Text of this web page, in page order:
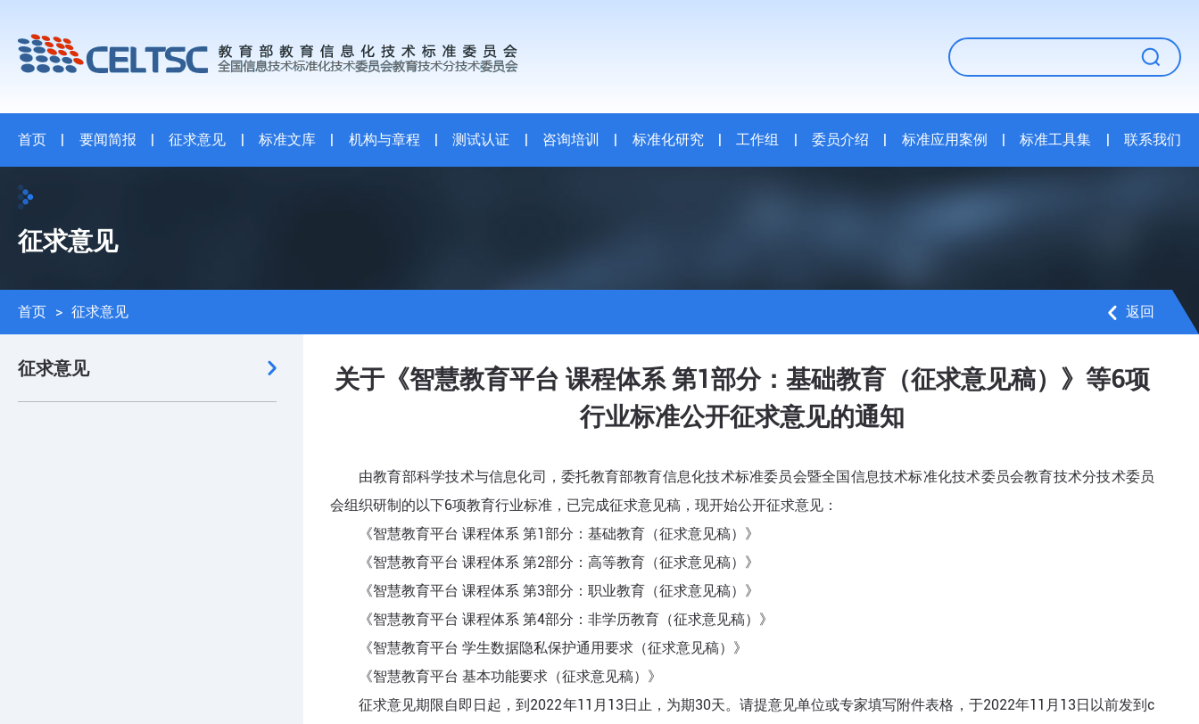
首页 | 要闻简报 | 征求意见 | 标准文库 | 机构与章程 | 测试认证 | 咨询培训 | 标准化研究 | 工作组 | 委员介绍 | 标准应用案例 | 标准工具集 | 联系我们
征求意见
首页 > 征求意见 返回
征求意见
关于《智慧教育平台 课程体系 第1部分：基础教育（征求意见稿）》等6项
行业标准公开征求意见的通知
由教育部科学技术与信息化司，委托教育部教育信息化技术标准委员会暨全国信息技术标准化技术委员会教育技术分技术委员
会组织研制的以下6项教育行业标准，已完成征求意见稿，现开始公开征求意见：
《智慧教育平台 课程体系 第1部分：基础教育（征求意见稿）》
《智慧教育平台 课程体系 第2部分：高等教育（征求意见稿）》
《智慧教育平台 课程体系 第3部分：职业教育（征求意见稿）》
《智慧教育平台 课程体系 第4部分：非学历教育（征求意见稿）》
《智慧教育平台 学生数据隐私保护通用要求（征求意见稿）》
《智慧教育平台 基本功能要求（征求意见稿）》
征求意见期限自即日起，到2022年11月13日止，为期30天。请提意见单位或专家填写附件表格，于2022年11月13日以前发到c